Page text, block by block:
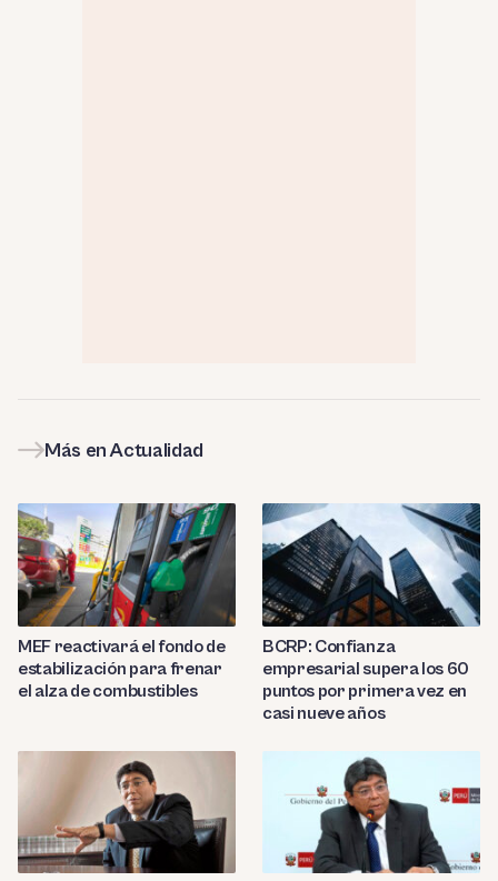
Más en Actualidad
MEF reactivará el fondo de
estabilización para frenar
el alza de combustibles
BCRP: Confianza
empresarial supera los 60
puntos por primera vez en
casi nueve años